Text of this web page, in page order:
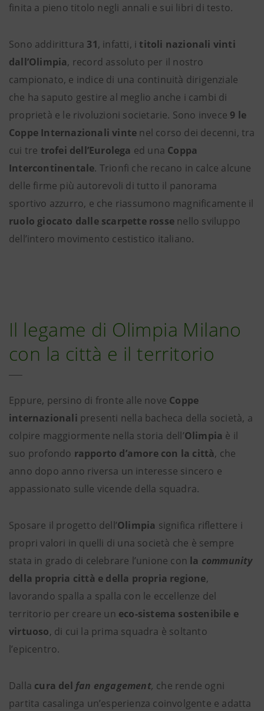
finita a pieno titolo negli annali e sui libri di testo.
Sono addirittura 31, infatti, i titoli nazionali vinti
dall’Olimpia, record assoluto per il nostro
campionato, e indice di una continuità dirigenziale
che ha saputo gestire al meglio anche i cambi di
proprietà e le rivoluzioni societarie. Sono invece 9 le
Coppe Internazionali vinte nel corso dei decenni, tra
cui tre trofei dell’Eurolega ed una Coppa
Intercontinentale. Trionfi che recano in calce alcune
delle firme più autorevoli di tutto il panorama
sportivo azzurro, e che riassumono magnificamente il
ruolo giocato dalle scarpette rosse nello sviluppo
dell’intero movimento cestistico italiano.
Il legame di Olimpia Milano
con la città e il territorio
Eppure, persino di fronte alle nove Coppe
internazionali presenti nella bacheca della società, a
colpire maggiormente nella storia dell’Olimpia è il
suo profondo rapporto d’amore con la città, che
anno dopo anno riversa un interesse sincero e
appassionato sulle vicende della squadra.
Sposare il progetto dell’Olimpia significa riflettere i
propri valori in quelli di una società che è sempre
stata in grado di celebrare l’unione con la community
della propria città e della propria regione,
lavorando spalla a spalla con le eccellenze del
territorio per creare un eco-sistema sostenibile e
virtuoso, di cui la prima squadra è soltanto
l’epicentro.
Dalla cura del fan engagement, che rende ogni
partita casalinga un’esperienza coinvolgente e adatta